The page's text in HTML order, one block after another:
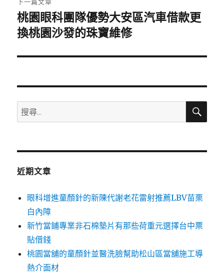
下
一
文
桃園眼科團隊優勢大安區汽車借款更
換桃園沙發的珠寶維修
搜
尋
鍵
搜
近期文章
眼科增進童顏針的新陳代謝老花雷射推薦LBV苗栗
白內障
新竹當鋪專業非石棉墊片有那些荷重元選擇台中票
貼借錢
桃園當舖的童顏針並醫洗臉幫助松山區當舖施工導
熱介面材